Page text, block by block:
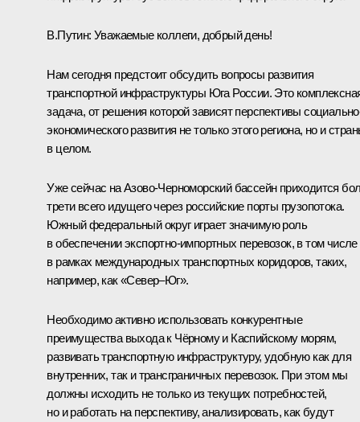
В.Путин: Уважаемые коллеги, добрый день!
Нам сегодня предстоит обсудить вопросы развития
транспортной инфраструктуры Юга России. Это
задача, от решения которой зависят перспективы
экономического развития не только этого региона, но и
в целом.
Уже сейчас на Азово-Черноморский бассейн приходится
трети всего идущего через российские порты грузопотока.
Южный федеральный округ играет значимую роль
в обеспечении экспортно-импортных перевозок, в том числе
в рамках международных транспортных коридоров, таких,
например, как «Север–Юг».
Необходимо активно использовать конкурентные
преимущества выхода к Чёрному и Каспийскому морям,
развивать транспортную инфраструктуру, удобную как для
внутренних, так и трансграничных перевозок. При этом мы
должны исходить не только из текущих потребностей,
но и работать на перспективу, анализировать, как будут